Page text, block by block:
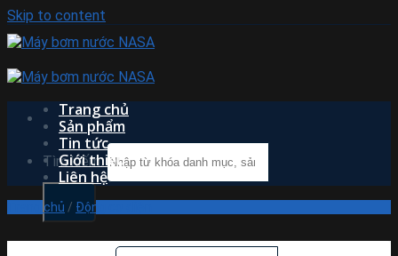
Skip to content
Tìm kiếm:
Trang chủ
Sản phẩm
Tin tức
Giới thiệu
Liên hệ
Trang chủ / Động cơ điện